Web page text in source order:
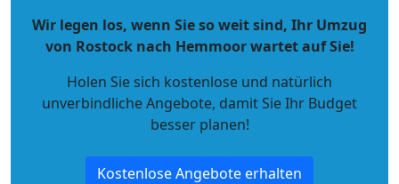
Wir legen los, wenn Sie so weit sind, Ihr Umzug
von Rostock nach Hemmoor wartet auf Sie!
Holen Sie sich kostenlose und natürlich
unverbindliche Angebote, damit Sie Ihr Budget
besser planen!
Kostenlose Angebote erhalten